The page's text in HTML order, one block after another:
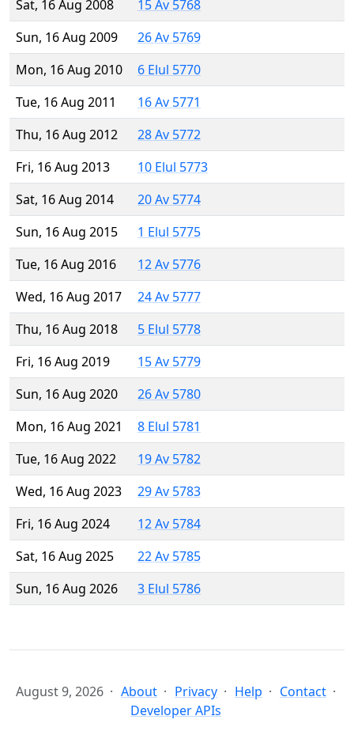
Sat, 16 Aug 2008
15 Av 5768
Sun, 16 Aug 2009
26 Av 5769
Mon, 16 Aug 2010
6 Elul 5770
Tue, 16 Aug 2011
16 Av 5771
Thu, 16 Aug 2012
28 Av 5772
Fri, 16 Aug 2013
10 Elul 5773
Sat, 16 Aug 2014
20 Av 5774
Sun, 16 Aug 2015
1 Elul 5775
Tue, 16 Aug 2016
12 Av 5776
Wed, 16 Aug 2017
24 Av 5777
Thu, 16 Aug 2018
5 Elul 5778
Fri, 16 Aug 2019
15 Av 5779
Sun, 16 Aug 2020
26 Av 5780
Mon, 16 Aug 2021
8 Elul 5781
Tue, 16 Aug 2022
19 Av 5782
Wed, 16 Aug 2023
29 Av 5783
Fri, 16 Aug 2024
12 Av 5784
Sat, 16 Aug 2025
22 Av 5785
Sun, 16 Aug 2026
3 Elul 5786
August 9, 2026 About Privacy Help
Contact
Developer APIs